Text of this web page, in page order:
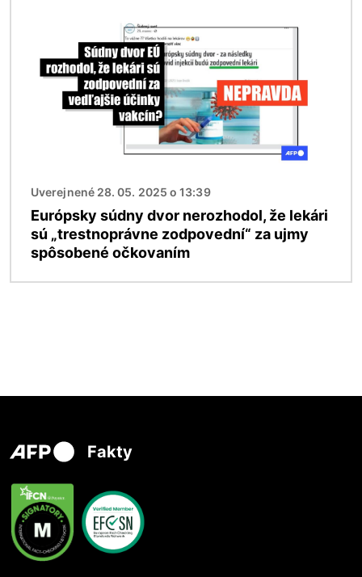
Uverejnené 28. 05. 2025 o 13:39
Európsky súdny dvor nerozhodol, že lekári
sú „trestnoprávne zodpovední“ za ujmy
spôsobené očkovaním
Fakty